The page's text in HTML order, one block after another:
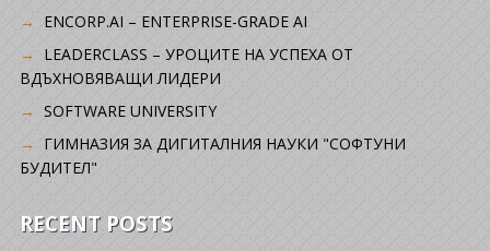
ENCORP.AI – ENTERPRISE-GRADE AI
LEADERCLASS – УРОЦИТЕ НА УСПЕХА ОТ
ВДЪХНОВЯВАЩИ ЛИДЕРИ
SOFTWARE UNIVERSITY
ГИМНАЗИЯ ЗА ДИГИТАЛНИЯ НАУКИ "СОФТУНИ
БУДИТЕЛ"
RECENT POSTS